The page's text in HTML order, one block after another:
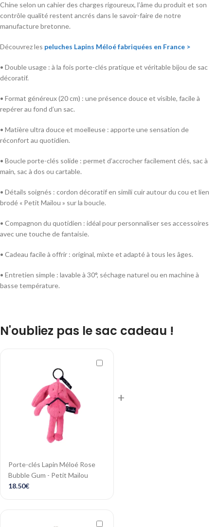
Chine selon un cahier des charges rigoureux, l’âme du produit et son
contrôle qualité restent ancrés dans le savoir-faire de notre
manufacture bretonne.
Découvrez les peluches Lapins Méloé fabriquées en France >
• Double usage : à la fois porte-clés pratique et véritable bijou de sac
décoratif.
• Format généreux (20 cm) : une présence douce et visible, facile à
repérer au fond d’un sac.
• Matière ultra douce et moelleuse : apporte une sensation de
réconfort au quotidien.
• Boucle porte-clés solide : permet d’accrocher facilement clés, sac à
main, sac à dos ou cartable.
• Détails soignés : cordon décoratif en simili cuir autour du cou et lien
brodé « Petit Maïlou » sur la boucle.
• Compagnon du quotidien : idéal pour personnaliser ses accessoires
avec une touche de fantaisie.
• Cadeau facile à offrir : original, mixte et adapté à tous les âges.
• Entretien simple : lavable à 30°, séchage naturel ou en machine à
basse température.
N'oubliez pas le sac cadeau !
Porte-clés Lapin Méloé Rose
Bubble Gum - Petit Maïlou
18.50€
+